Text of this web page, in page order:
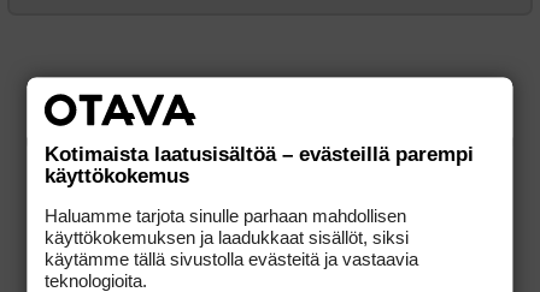
Kotimaista laatusisältöä – evästeillä parempi
käyttökokemus
Haluamme tarjota sinulle parhaan mahdollisen
käyttökokemuksen ja laadukkaat sisällöt, siksi
käytämme tällä sivustolla evästeitä ja vastaavia
teknologioita.